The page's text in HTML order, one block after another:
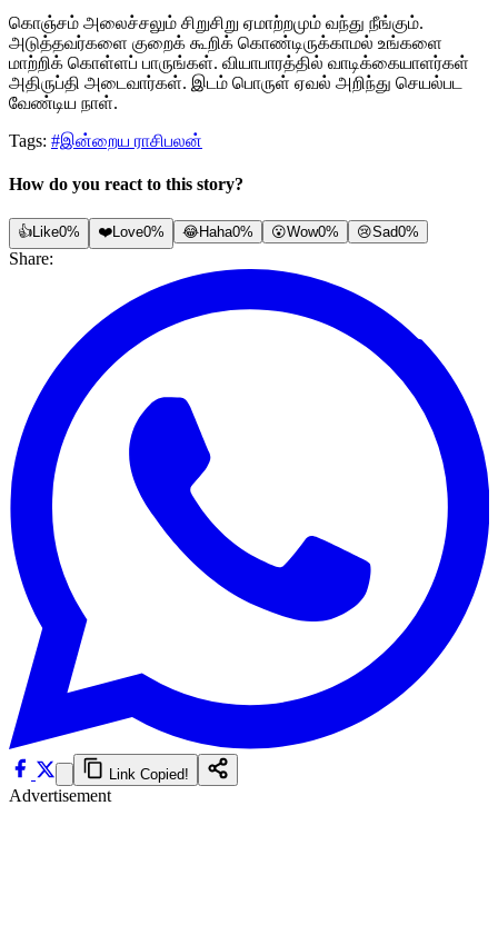
கொஞ்சம் அலைச்சலும் சிறுசிறு ஏமாற்றமும் வந்து நீங்கும்.
அடுத்தவர்களை குறைக் கூறிக் கொண்டிருக்காமல் உங்களை
மாற்றிக் கொள்ளப் பாருங்கள். வியாபாரத்தில் வாடிக்கையாளர்கள்
அதிருப்தி அடைவார்கள். இடம் பொருள் ஏவல் அறிந்து செயல்பட
வேண்டிய நாள்.
Tags: #இன்றைய ராசிபலன்
How do you react to this story?
👍Like0% ❤️Love0% 😂Haha0% 😮Wow0% 😢Sad0%
Share:
Link Copied!
Advertisement